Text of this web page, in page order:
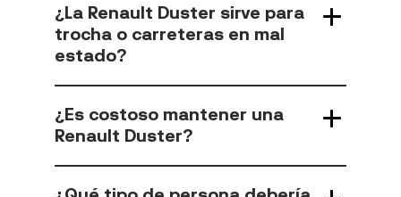
¿La Renault Duster sirve para
trocha o carreteras en mal
estado?
¿Es costoso mantener una
Renault Duster?